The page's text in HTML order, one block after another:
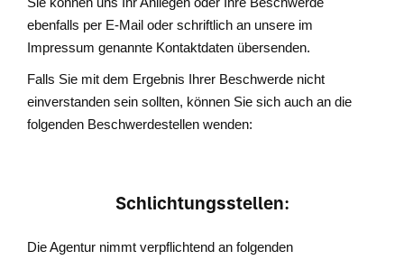
ebenfalls per E-Mail oder schriftlich an unsere im
Impressum genannte Kontaktdaten übersenden.
Falls Sie mit dem Ergebnis Ihrer Beschwerde nicht
einverstanden sein sollten, können Sie sich auch an die
folgenden Beschwerdestellen wenden:
Schlichtungsstellen:
Die Agentur nimmt verpflichtend an folgenden